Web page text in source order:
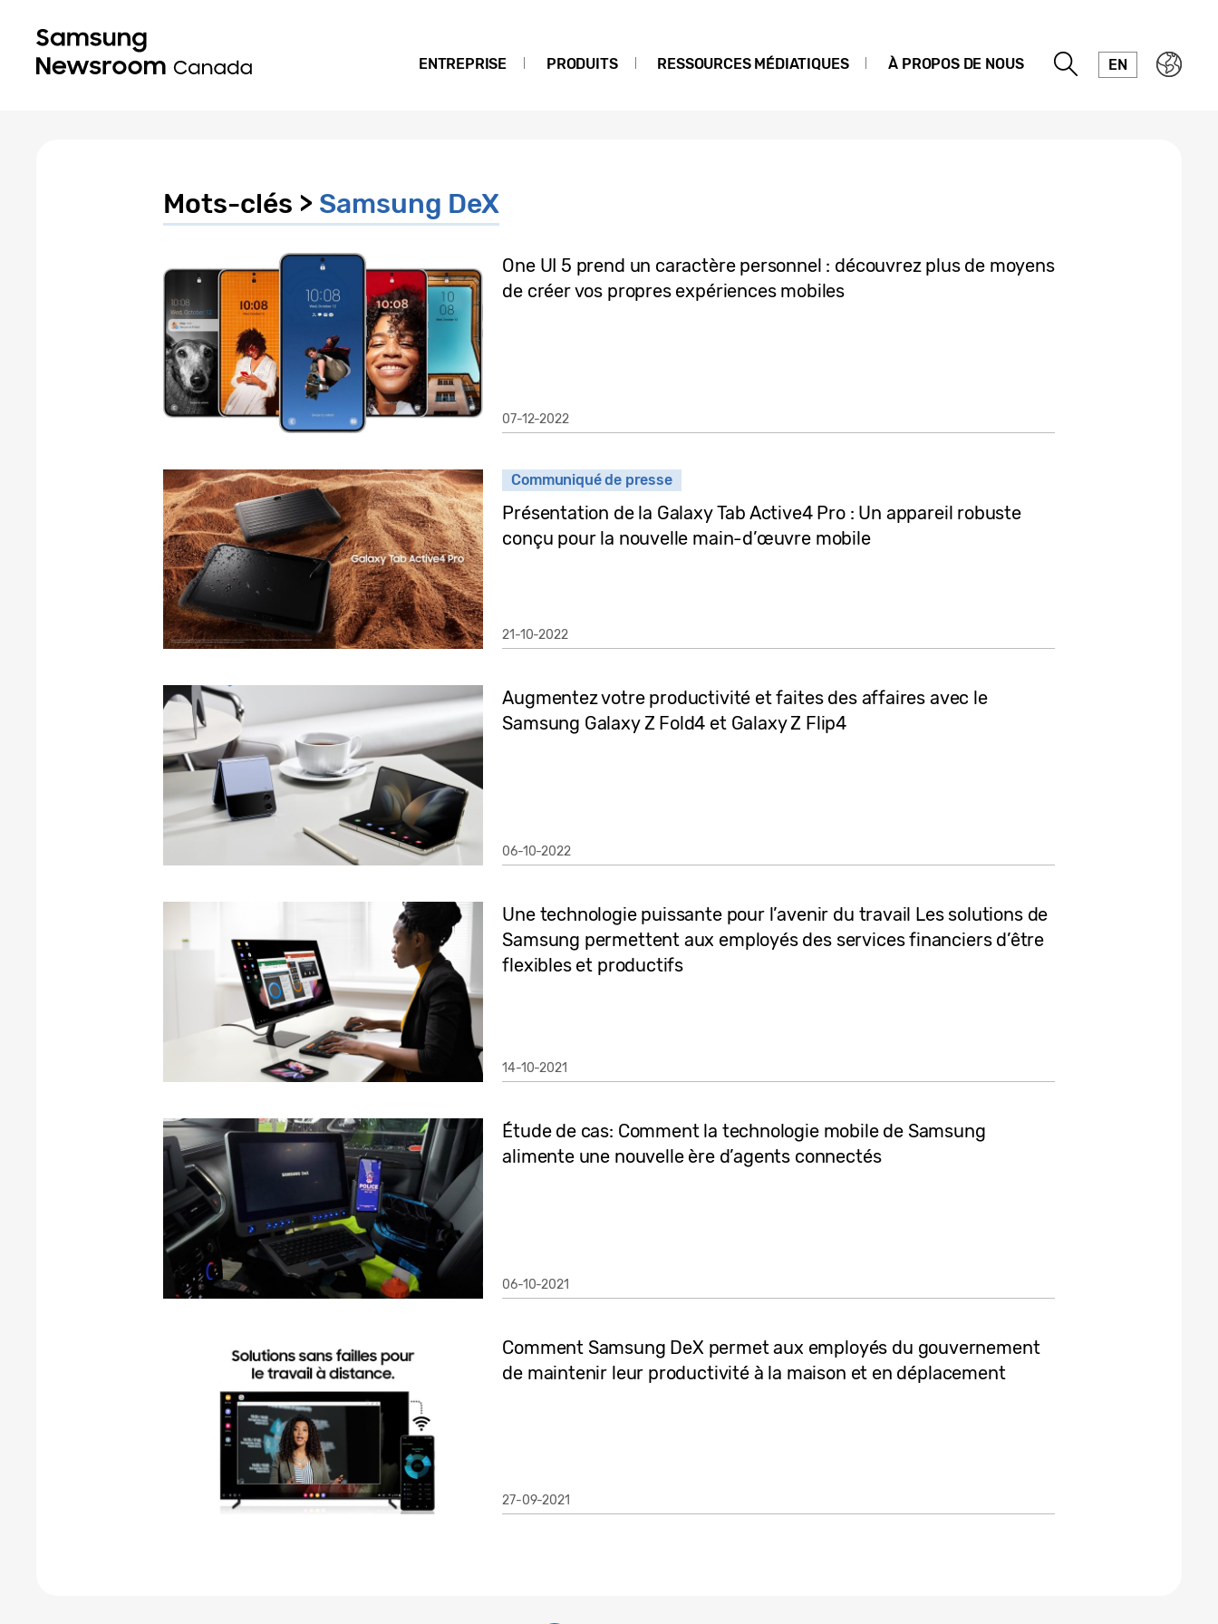
ENTREPRISE PRODUITS RESSOURCES MÉDIATIQUES À PROPOS DE NOUS EN
Mots-clés > Samsung DeX
One UI 5 prend un caractère personnel : découvrez plus de moyens
de créer vos propres expériences mobiles
07-12-2022
Communiqué de presse
Présentation de la Galaxy Tab Active4 Pro : Un appareil robuste
conçu pour la nouvelle main-d’œuvre mobile
21-10-2022
Augmentez votre productivité et faites des affaires avec le
Samsung Galaxy Z Fold4 et Galaxy Z Flip4
06-10-2022
Une technologie puissante pour l’avenir du travail Les solutions de
Samsung permettent aux employés des services financiers d’être
flexibles et productifs
14-10-2021
Étude de cas: Comment la technologie mobile de Samsung
alimente une nouvelle ère d’agents connectés
06-10-2021
Comment Samsung DeX permet aux employés du gouvernement
de maintenir leur productivité à la maison et en déplacement
27-09-2021